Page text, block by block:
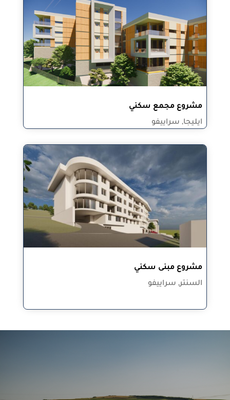
مشروع مجمع سكني
ايليجا, سراييفو
مشروع مبنى سكني
السنتر, سراييفو